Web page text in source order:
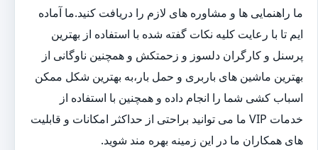
ما راهنمایی ها و مشاوره های لازم را دریافت کنید.ما آماده
ایم تا با رعایت کلیه نکات گفته شده با استفاده از بهترین
پرسنل و کارگران دلسوز و زحمتکش و همچنین ناوگانی از
بهترین ماشین های باربری و حمل بار،به بهترین شکل ممکن
اسباب کشی شما را انجام داده و همچنین با استفاده از
خدمات VIP ما می توانید براحتی از حداکثر امکانات و قابلیت
های همکاران ما در این زمینه بهره مند شوید.